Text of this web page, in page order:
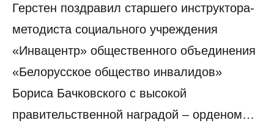
Герстен поздравил старшего инструктора-
методиста социального учреждения
«Инвацентр» общественного объединения
«Белорусское общество инвалидов»
Бориса Бачковского с высокой
правительственной наградой – орденом…